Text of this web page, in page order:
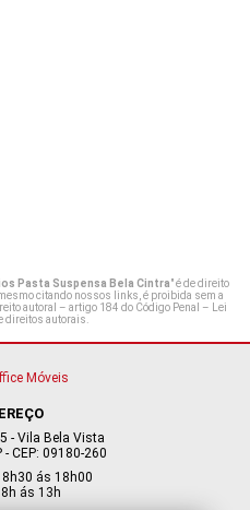
Pasta Suspensa Bela Cintra" é de direito
citando nossos links, é proibida sem a
autoral – artigo 184 do Código Penal – Lei
direitos autorais.
- Vila Bela Vista
- CEP: 09180-260
8h30 ás 18h00
ás 13h